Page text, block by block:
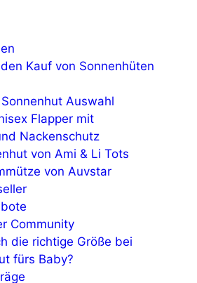
Kauf von Sonnenhüten
Auswahl
Flapper mit
Nackenschutz
von Ami & Li Tots
von Auvstar
Community
die richtige Größe bei
fürs Baby?